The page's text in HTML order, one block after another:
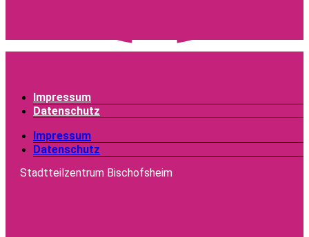
Impressum
Datenschutz
Impressum
Datenschutz
Stadtteilzentrum Bischofsheim